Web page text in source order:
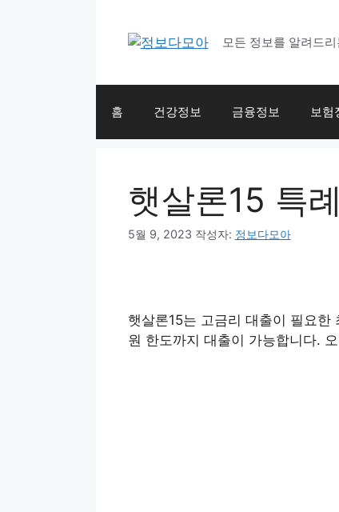
모든 정보를 알려드
홈 건강정보 금융정보 보험
햇살론15 특
5월 9, 2023 작성자: 정보다모아
햇살론15는 고금리 대출이 필요
원 한도까지 대출이 가능합니다.